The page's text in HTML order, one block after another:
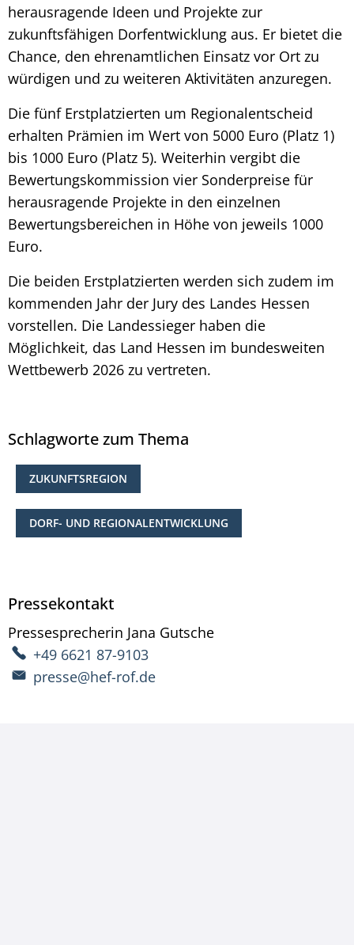
herausragende Ideen und Projekte zur
zukunftsfähigen Dorfentwicklung aus. Er bietet die
Chance, den ehrenamtlichen Einsatz vor Ort zu
würdigen und zu weiteren Aktivitäten anzuregen.
Die fünf Erstplatzierten um Regionalentscheid
erhalten Prämien im Wert von 5000 Euro (Platz 1)
bis 1000 Euro (Platz 5). Weiterhin vergibt die
Bewertungskommission vier Sonderpreise für
herausragende Projekte in den einzelnen
Bewertungsbereichen in Höhe von jeweils 1000
Euro.
Die beiden Erstplatzierten werden sich zudem im
kommenden Jahr der Jury des Landes Hessen
vorstellen. Die Landessieger haben die
Möglichkeit, das Land Hessen im bundesweiten
Wettbewerb 2026 zu vertreten.
Schlagworte zum Thema
ZUKUNFTSREGION
DORF- UND REGIONALENTWICKLUNG
Pressekontakt
Pressesprecherin Jana Gutsche
+49 6621 87-9103
presse@hef-rof.de